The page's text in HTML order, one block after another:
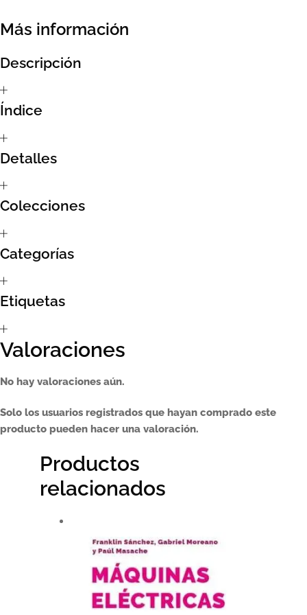
Sumate al sorteo Artcombo
Suscríbete a la newsletter de Marcombo
Suscripción
Más información
Descripción
Índice
Detalles
Colecciones
Categorías
Etiquetas
Valoraciones
No hay valoraciones aún.
Solo los usuarios registrados que hayan comprado este
producto pueden hacer una valoración.
Productos
relacionados